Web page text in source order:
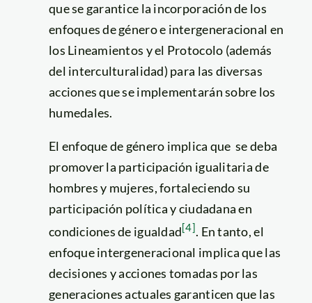
que se garantice la incorporación de los
enfoques de género e intergeneracional en
los Lineamientos y el Protocolo (además
del interculturalidad) para las diversas
acciones que se implementarán sobre los
humedales.
El enfoque de género implica que se deba
promover la participación igualitaria de
hombres y mujeres, fortaleciendo su
participación política y ciudadana en
condiciones de igualdad[4]. En tanto, el
enfoque intergeneracional implica que las
decisiones y acciones tomadas por las
generaciones actuales garanticen que las